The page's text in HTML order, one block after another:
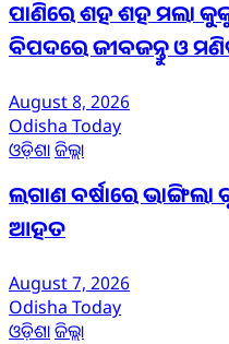
ପାଣିରେ ଶହ ଶହ ମଲା
ବିପଦରେ ଜୀବଜନ୍ତୁ ଓ
August 8, 2026
Odisha Today
ଓଡ଼ିଶାଜିଲ୍ଲା
ଲଗାଣ ବର୍ଷାରେ
ଆହତ
August 7, 2026
Odisha Today
ଓଡ଼ିଶାଜିଲ୍ଲା